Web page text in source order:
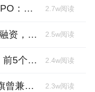
长鑫科技参投神州半导体IPO：朱培文、陈觉晓变现2.6亿，董秘和保荐人有旧 2.7w阅读
帕西尼再获10亿元战略轮融资，注册地从深圳迁至北京 2.5w阅读
云动智能更新IPO招股书：前5个月扭亏为盈，董事长李巍去年降薪近两成 2.4w阅读
科州药物美籍董事长田红旗曾兼职放射所，被问询核心技术是否清晰 2.3w阅读